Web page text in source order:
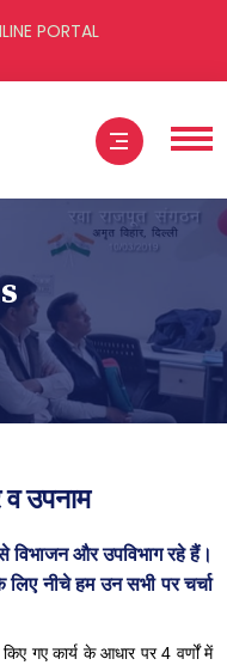
PORTAL
व उपनाम
विभाजन और उपविभाग रहे हैं।
नीचे हम उन सभी पर चर्चा
गए कार्य के आधार पर 4 वर्णों में